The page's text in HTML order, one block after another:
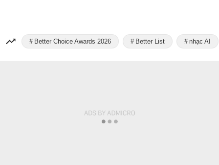
Better Choice Awards 2026 Better List nhạc AI